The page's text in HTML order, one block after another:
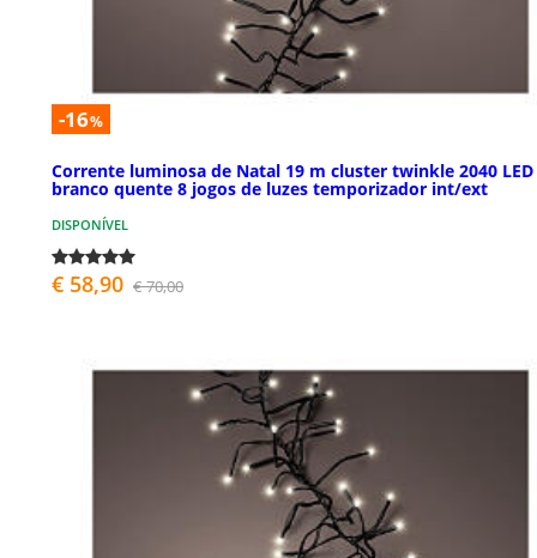
-16%
Corrente luminosa de Natal 19 m cluster twinkle 2040 LED
branco quente 8 jogos de luzes temporizador int/ext
DISPONÍVEL
€ 58,90 € 70,00